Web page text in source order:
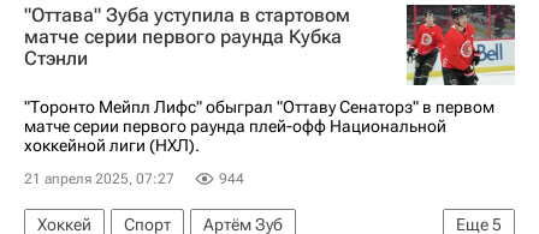
Национальная хоккейная лига (НХЛ)
"Оттава" Зуба уступила в стартовом
матче серии первого раунда Кубка
Стэнли
"Торонто Мейпл Лифс" обыграл "Оттаву Сенаторз" в первом
матче серии первого раунда плей-офф Национальной
хоккейной лиги (НХЛ).
21 апреля 2025, 07:27 944
Еще5
Хоккей Спорт
Артём Зуб